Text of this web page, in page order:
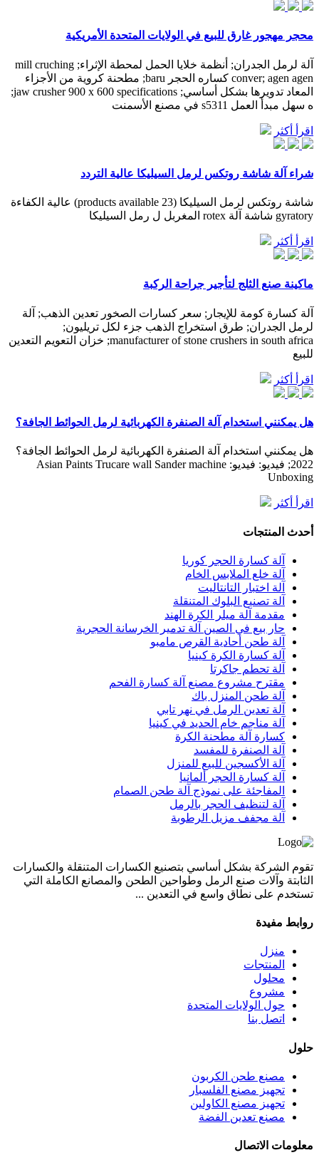
محجر مهجور غارق للبيع في الولايات المتحدة الأمريكية
آلة لرمل الجدران; أنظمة خلايا الحمل لمحطة الإثراء; mill cruching
conver; agen agen كساره الحجر baru; مطحنة كروية من الأجزاء
المعاد تدويرها بشكل أساسي; jaw crusher 900 x 600 specifications;
ه سهل مبدأ العمل s5311 في مصنع الأسمنت
اقرأ أكثر
شراء آلة شاشة روتكس لرمل السيليكا عالية التردد
شاشة روتكس لرمل السيليكا (23 products available) عالية الكفاءة
gyratory شاشة آلة rotex المغربل ل رمل السيليكا
اقرأ أكثر
ماكينة صنع الثلج لتأجير جراحة الركبة
آلة كسارة كومة للإيجار; سعر كسارات الصخور تعدين الذهب; آلة
لرمل الجدران; طرق استخراج الذهب جزء لكل تريليون;
manufacturer of stone crushers in south africa; خزان التعويم التعدين
للبيع
اقرأ أكثر
هل يمكنني استخدام آلة الصنفرة الكهربائية لرمل الحوائط الجافة؟
هل يمكنني استخدام آلة الصنفرة الكهربائية لرمل الحوائط الجافة؟
2022; فيديو: فيديو: Asian Paints Trucare wall Sander machine
Unboxing
اقرأ أكثر
أحدث المنتجات
آلة كسارة الحجر كوريا
آلة خلع الملابس الخام
آلة اختبار التانتاليت
آلة تصنيع البلوك المتنقلة
مقدمة آلة ميلر الكرة الهند
حار بيع في الصين آلة تدمير الخرسانة الحجرية
آلة طحن أحادية القرص مامبو
آلة كسارة الكرة كينيا
آلة تحطم جاكرتا
مقترح مشروع مصنع آلة كسارة الفحم
آلة طحن المنزل باك
آلة تعدين الرمل في نهر تابي
آلة مناجم خام الحديد في كينيا
كسارة آلة مطحنة الكرة
آلة الصنفرة للمفسد
آلة الأكسجين للبيع للمنزل
آلة كسارة الحجر ألمانيا
المفاجئة على نموذج آلة طحن الصمام
آلة لتنظيف الحجر بالرمل
آلة مجفف مزيل الرطوبة
تقوم الشركة بشكل أساسي بتصنيع الكسارات المتنقلة والكسارات
الثابتة وآلات صنع الرمل وطواحين الطحن والمصانع الكاملة التي
تستخدم على نطاق واسع في التعدين ...
روابط مفيدة
منزل
المنتجات
محلول
مشروع
حول الولايات المتحدة
اتصل بنا
حلول
مصنع طحن الكربون
تجهيز مصنع الفلسبار
تجهيز مصنع الكاولين
مصنع تعدين الفضة
معلومات الاتصال